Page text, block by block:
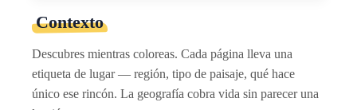
Contexto
Descubres mientras coloreas. Cada página lleva una
etiqueta de lugar — región, tipo de paisaje, qué hace
único ese rincón. La geografía cobra vida sin parecer una